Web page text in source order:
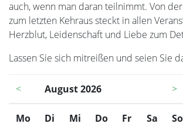
auch, wenn man daran teilnimmt. Von
zum letzten Kehraus steckt in allen
Herzblut, Leidenschaft und Liebe zum
Lassen Sie sich mitreißen und seien Sie
< August 2026 >
Mo ntag
Di enstag
Mi ttwoch
Do nnerstag
Fr eitag
Sa mstag
So